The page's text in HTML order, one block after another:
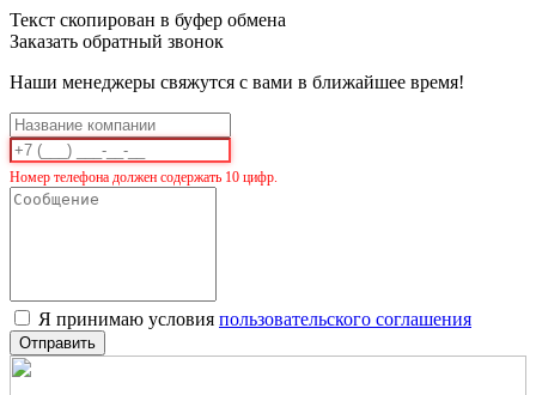
Текст скопирован в буфер обмена
Заказать обратный звонок
Наши менеджеры свяжутся с вами в ближайшее время!
Номер телефона должен содержать 10 цифр.
Я принимаю условия пользовательского соглашения
Отправить